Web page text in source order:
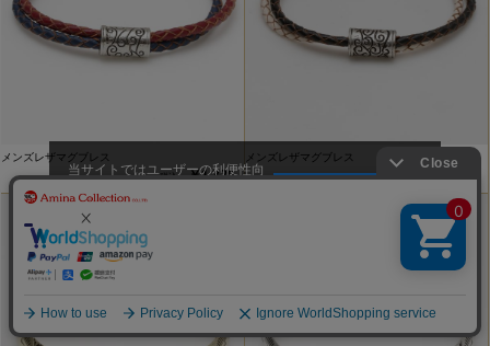
メンズレザマグブレス
￥1,320
メンズレザマグブレス
当サイトではユーザーの利便性向